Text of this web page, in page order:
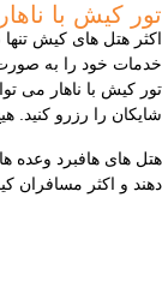
تور کیش با
اکثر هتل های کیش
خدمات خود را به صورت
تور کیش با ناهار می
شایکان را رزرو کنید.
هتل های هافبرد
دهند و اکثر مسافران